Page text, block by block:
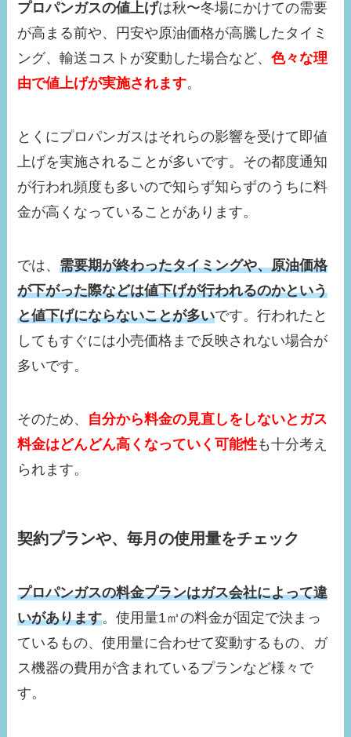
プロパンガスの値上げは秋〜冬場にかけての需要
が高まる前や、円安や原油価格が高騰したタイミ
ング、輸送コストが変動した場合など、色々な理
由で値上げが実施されます。
とくにプロパンガスはそれらの影響を受けて即値
上げを実施されることが多いです。その都度通知
が行われ頻度も多いので知らず知らずのうちに料
金が高くなっていることがあります。
では、需要期が終わったタイミングや、原油価格
が下がった際などは値下げが行われるのかという
と値下げにならないことが多いです。行われたと
してもすぐには小売価格まで反映されない場合が
多いです。
そのため、 自分から料金の見直しをしないとガス
料金はどんどん高くなっていく可能性も十分考え
られます。
契約プランや、毎月の使用量をチェック
プロパンガスの料金プランはガス会社によって違
いがあります。使用量1㎥の料金が固定で決まっ
ているもの、使用量に合わせて変動するもの、ガ
ス機器の費用が含まれているプランなど様々で
す。